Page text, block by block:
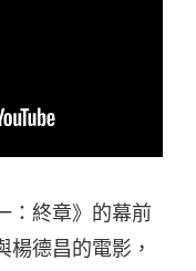
：終章》的幕前
德昌的電影，